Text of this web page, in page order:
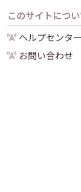
このサイトにつ
ヘルプセンター
お問い合わせ